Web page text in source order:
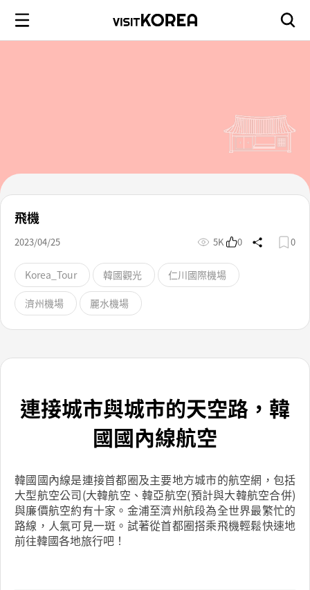
飛機
2023/04/25 5K 0 0
Korea_Tour 韓國觀光 仁川國際機場
濟州機場 麗水機場
連接城市與城市的天空路，韓
國國內線航空
韓國國內線是連接首都圈及主要地方城市的航空網，包括
大型航空公司(大韓航空、韓亞航空(預計與大韓航空合併)
與廉價航空約有十家。金浦至濟州航段為全世界最繁忙的
路線，人氣可見一斑。試著從首都圈搭乘飛機輕鬆快速地
前往韓國各地旅行吧！